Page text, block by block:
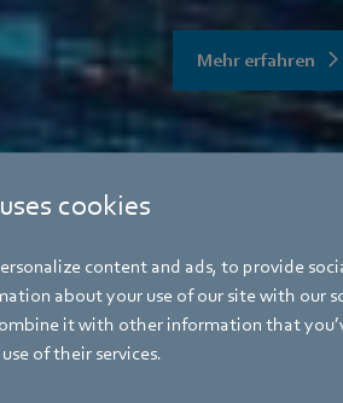
cookies
content and ads, to provide
about your use of our site with our
it with other information that
of their services.
Mehr erfahren